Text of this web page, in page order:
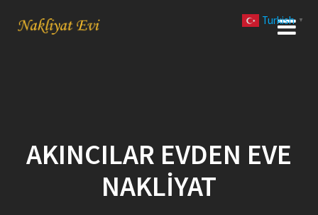
AKINCILAR EVDEN EVE
NAKLIYAT
Turkish ▼